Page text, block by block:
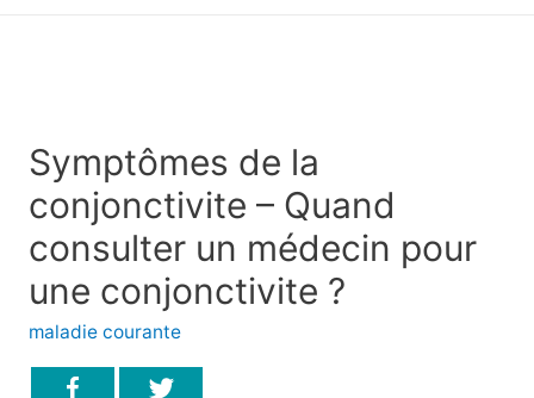
Symptômes de la
conjonctivite – Quand
consulter un médecin pour
une conjonctivite ?
maladie courante